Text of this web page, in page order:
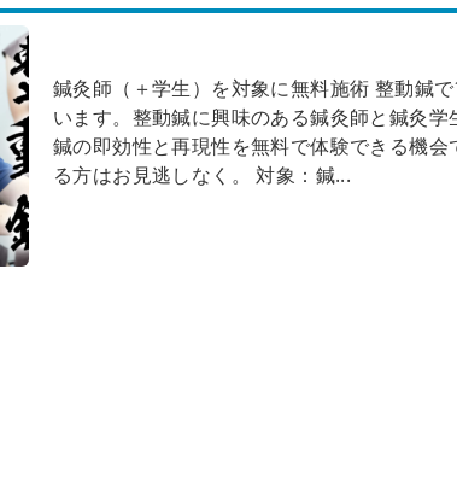
鍼灸師（＋学生）を対象に無料施術 整動鍼
います。整動鍼に興味のある鍼灸師と鍼灸学
鍼の即効性と再現性を無料で体験できる機会
る方はお見逃しなく。 対象：鍼...